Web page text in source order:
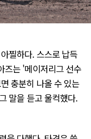
찔하다. 스스로 납득
즈는 '메이저리그 선수
충분히 나올 수 있는
말을 듣고 울컥했다.